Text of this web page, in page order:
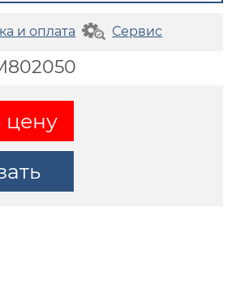
и оплата Сервис
цену